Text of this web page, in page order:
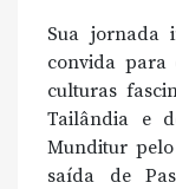
Sua jornada
convida para
culturas
Tailândia e
Munditur
saída de